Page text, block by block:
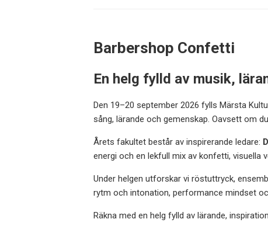
Barbershop Confetti
En helg fylld av musik,
Den 19–20 september 2026 fylls Märsta
sång, lärande och gemenskap. Oavsett om
Årets fakultet består av inspirerande ledare:
energi och en lekfull mix av konfetti, visuella
Under helgen utforskar vi röstuttryck,
rytm och intonation, performance mindset
Räkna med en helg fylld av lärande,